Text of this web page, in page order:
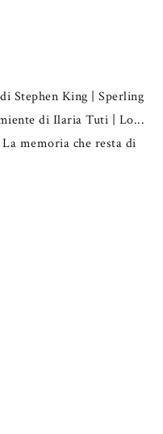
Stephen King | Sperling
di Ilaria Tuti | Lo...
memoria che resta di